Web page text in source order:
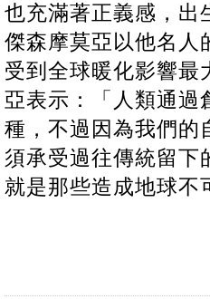
也充滿著正義感，出
傑森摩莫亞以他名人
受到全球暖化影響最
亞表示：「人類通過
種，不過因為我們的
須承受過往傳統留下
就是那些造成地球不